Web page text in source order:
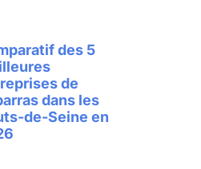
des 5
de
dans les
de-Seine en